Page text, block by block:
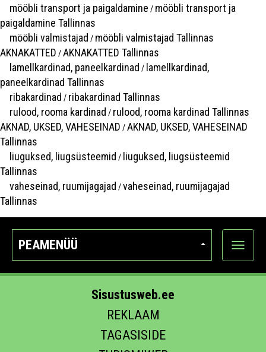
mööbli transport ja paigaldamine / mööbli transport ja
paigaldamine Tallinnas
mööbli valmistajad / mööbli valmistajad Tallinnas
AKNAKATTED /AKNAKATTED Tallinnas
lamellkardinad, paneelkardinad / lamellkardinad,
paneelkardinad Tallinnas
ribakardinad / ribakardinad Tallinnas
rulood, rooma kardinad / rulood, rooma kardinad Tallinnas
AKNAD, UKSED, VAHESEINAD /AKNAD, UKSED, VAHESEINAD
Tallinnas
liuguksed, liugsüsteemid / liuguksed, liugsüsteemid
Tallinnas
vaheseinad, ruumijagajad /vaheseinad, ruumijagajad
Tallinnas
PEAMENÜÜ
Ava
Sisustusweb.ee
REKLAAM
TAGASISIDE